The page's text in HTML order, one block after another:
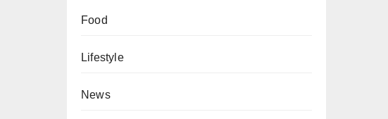
Food
Lifestyle
News